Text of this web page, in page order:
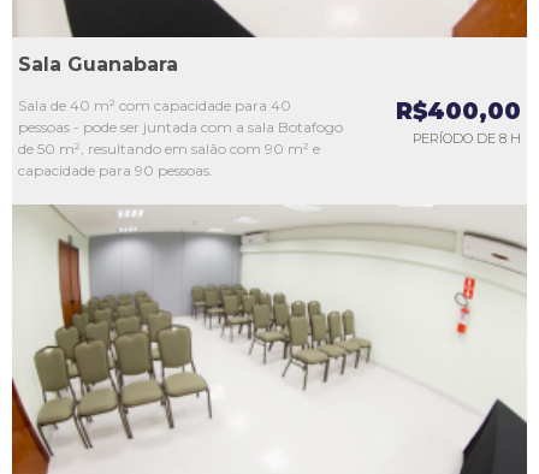
Sala Guanabara
Sala de 40 m² com capacidade para 40
pessoas - pode ser juntada com a sala Botafogo
de 50 m², resultando em salão com 90 m² e
capacidade para 90 pessoas.
R$400,00
PERÍODO DE 8 H
L1
L2
L3
L4